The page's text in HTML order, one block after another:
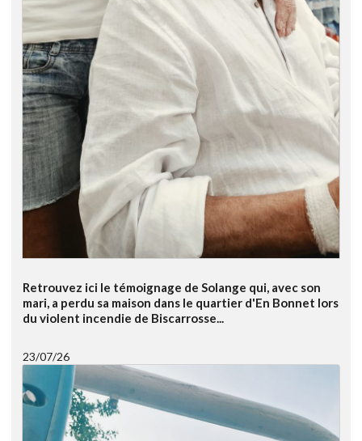
Retrouvez ici le témoignage de Solange qui, avec son
mari, a perdu sa maison dans le quartier d'En Bonnet lors
du violent incendie de Biscarrosse...
23/07/26